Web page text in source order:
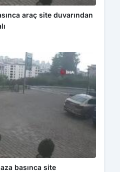
araç site duvarından
basınca site